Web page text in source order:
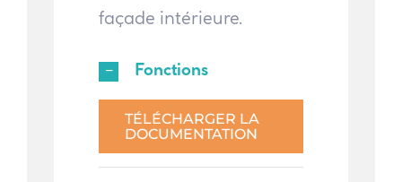
façade intérieure.
Fonctions
TÉLÉCHARGER LA
DOCUMENTATION